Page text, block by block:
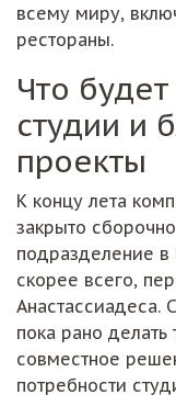
всему миру,
рестораны.
Что
студии и
проекты
К концу лета
закрыто
подразделение в
скорее всего,
Анастассиадеса.
пока рано делать
совместное
потребности